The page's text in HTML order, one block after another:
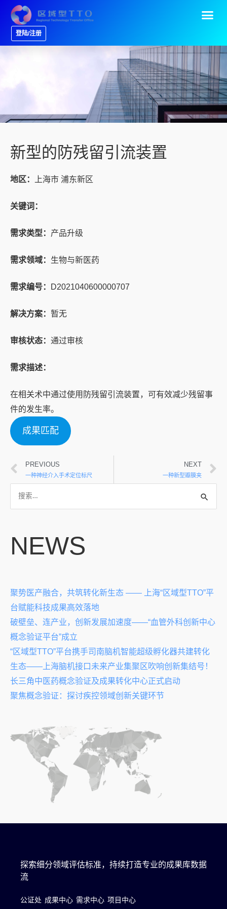
登陆/注册
新型的防残留引流装置
地区： 上海市 浦东新区
关键词：
需求类型： 产品升级
需求领域： 生物与新医药
需求编号： D2021040600000707
解决方案： 暂无
审核状态： 通过审核
需求描述：
在相关术中通过使用防残留引流装置，可有效减少残留事
件的发生率。
成果匹配
PREVIOUS
一种神经介入手术定位标尺
NEXT
一种新型瓣膜夹
NEWS
聚势医产融合，共筑转化新生态 —— 上海“区域型TTO”平
台赋能科技成果高效落地
破壁垒、连产业，创新发展加速度——“血管外科创新中心
概念验证平台”成立
“区域型TTO”平台携手司南脑机智能超级孵化器共建转化
生态——上海脑机接口未来产业集聚区吹响创新集结号！
长三角中医药概念验证及成果转化中心正式启动
聚焦概念验证：探讨疾控领域创新关键环节
探索细分领域评估标准，持续打造专业的成果库数据
流
公证处 成果中心 需求中心 项目中心